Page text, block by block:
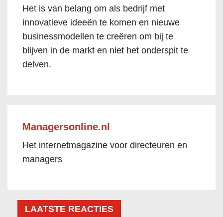
Het is van belang om als bedrijf met
innovatieve ideeën te komen en nieuwe
businessmodellen te creëren om bij te
blijven in de markt en niet het onderspit te
delven.
Managersonline.nl
Het internetmagazine voor directeuren en
managers
LAATSTE REACTIES